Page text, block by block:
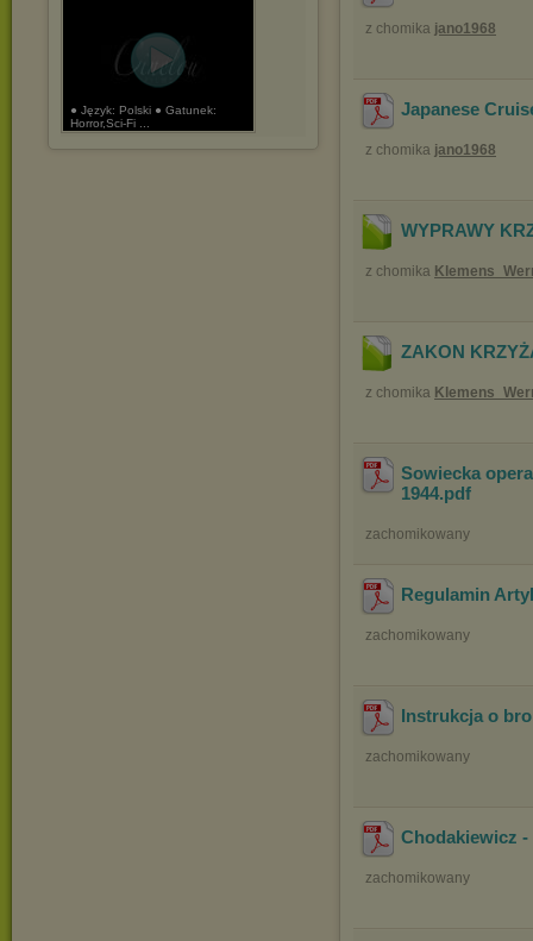
● Język: Polski ● Gatunek:
Horror,Sci-Fi ...
z chomika jano1968
Japanese
z chomika jano1968
WYPRAWY
z chomika
ZAKON
z chomika
Sowiecka
1944.pdf
zachomikowany
Regulamin
zachomikowany
Instrukcja o
zachomikowany
Chodakiewicz
zachomikowany